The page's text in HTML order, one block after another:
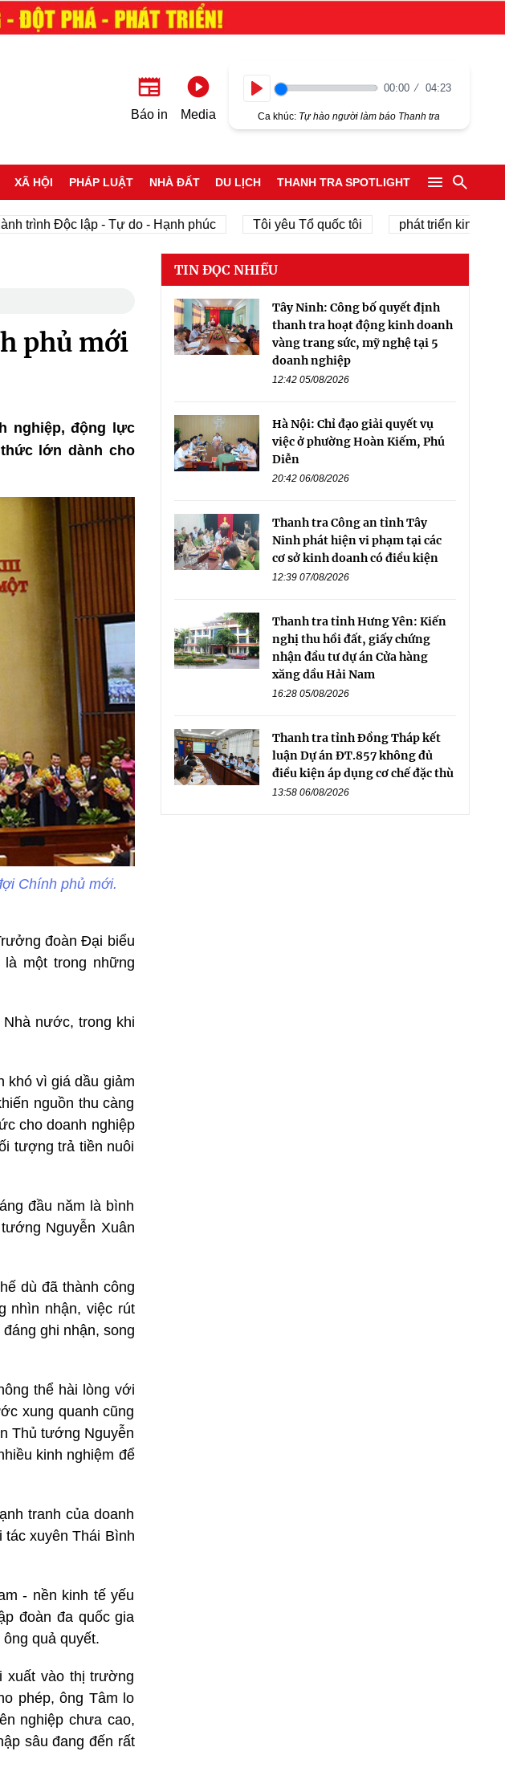
Báo in Media
00:00 04:23
Ca khúc: Tự hào người làm báo Thanh tra
XÃ HỘI PHÁP LUẬT NHÀ ĐẤT DU LỊCH THANH TRA SPOTLIGHT
Độc lập - Tự do - Hạnh phúc Tôi yêu Tổ quốc tôi phát triển kinh tế tư
phủ mới
nghiệp, động lực
lớn dành cho
Chính phủ mới.
đoàn Đại biểu
là một trong những
nước, trong khi
khó vì giá dầu giảm
nguồn thu càng
cho doanh nghiệp
tượng trả tiền nuôi
đầu năm là bình
Nguyễn Xuân
dù đã thành công
nhìn nhận, việc rút
ghi nhận, song
thể hài lòng với
xung quanh cũng
Thủ tướng Nguyễn
kinh nghiệm để
tranh của doanh
tác xuyên Thái Bình
- nền kinh tế yếu
đoàn đa quốc gia
quả quyết.
xuất vào thị trường
phép, ông Tâm lo
nghiệp chưa cao,
sâu đang đến rất
TIN ĐỌC NHIỀU
Tây Ninh: Công bố quyết định
thanh tra hoạt động kinh doanh
vàng trang sức, mỹ nghệ tại 5
doanh nghiệp
12:42 05/08/2026
Hà Nội: Chỉ đạo giải quyết vụ
việc ở phường Hoàn Kiếm, Phú
Diễn
20:42 06/08/2026
Thanh tra Công an tỉnh Tây
Ninh phát hiện vi phạm tại các
cơ sở kinh doanh có điều kiện
12:39 07/08/2026
Thanh tra tỉnh Hưng Yên: Kiến
nghị thu hồi đất, giấy chứng
nhận đầu tư dự án Cửa hàng
xăng dầu Hải Nam
16:28 05/08/2026
Thanh tra tỉnh Đồng Tháp kết
luận Dự án ĐT.857 không đủ
điều kiện áp dụng cơ chế đặc thù
13:58 06/08/2026